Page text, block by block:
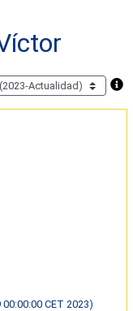
CET 2023)